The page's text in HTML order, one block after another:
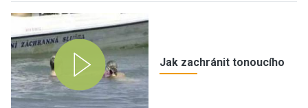
Jak zachránit tonoucího